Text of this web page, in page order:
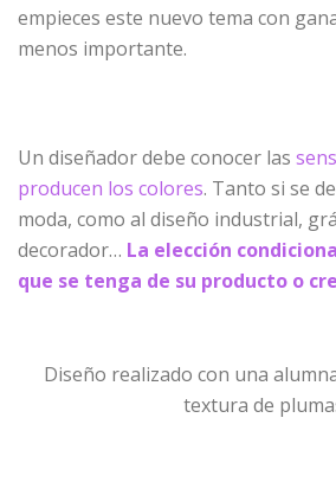
empieces este nuevo tema con
menos importante.
Un diseñador debe conocer las
producen los colores. Tanto si se
moda, como al diseño industrial,
decorador… La elección
que se tenga de su producto o
Diseño realizado con una
textura de